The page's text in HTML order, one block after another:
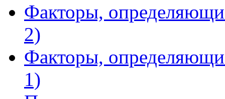
Факторы,
2)
Факторы,
1)